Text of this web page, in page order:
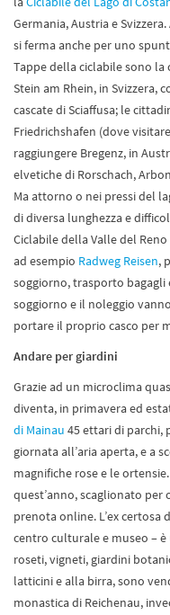
Germania, Austria e
si ferma anche per uno
Tappe della ciclabile sono la
Stein am Rhein, in Svizzera,
cascate di Sciaffusa; le
Friedrichshafen (dove
raggiungere Bregenz, in
elvetiche di Rorschach,
Ma attorno o nei pressi del
di diversa lunghezza e
Ciclabile della Valle del
ad esempio Radweg Reisen,
soggiorno, trasporto
soggiorno e il noleggio
portare il proprio casco per
Andare per giardini
Grazie ad un microclima
diventa, in primavera ed
di Mainau 45 ettari di parchi,
giornata all’aria aperta, e a
magnifiche rose e le
quest’anno, scaglionato per
prenota online. L’ex certosa
centro culturale e museo –
roseti, vigneti, giardini
latticini e alla birra, sono
monastica di Reichenau,